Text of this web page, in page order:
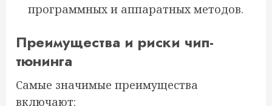
программных и аппаратных методов.
Преимущества и риски чип-
тюнинга
Самые значимые преимущества
включают: